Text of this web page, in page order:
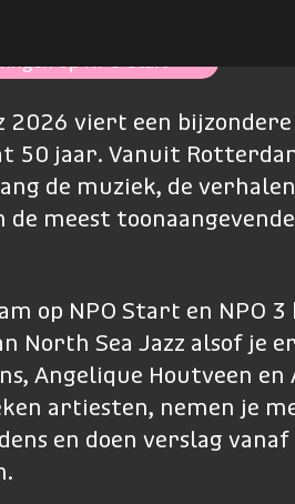
op NPO Start
2026 viert een
50 jaar. Vanuit
de muziek, de
de meest
op NPO Start en NPO 3
North Sea Jazz alsof je
Angelique Houtveen en
artiesten, nemen je
en doen verslag